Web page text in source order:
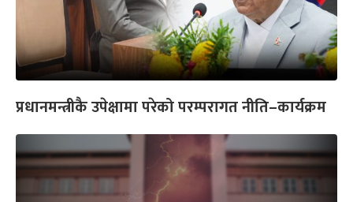
प्रधानमन्त्रीकै उपेक्षामा परेको परम्परागत नीति–कार्यक्रम